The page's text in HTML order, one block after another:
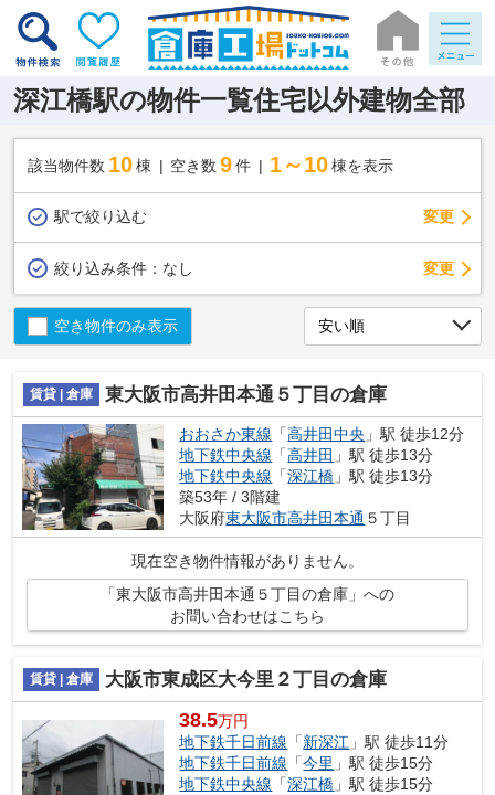
深江橋駅の物件一覧住宅以外建物全部
該当物件数 10棟 空き数 9 件 1～10 棟を表示
駅で絞り込む 変更
絞り込み条件： なし 変更
空き物件のみ表示
賃貸 | 倉庫 東大阪市高井田本通５丁目の倉庫
おおさか東線 「高井田中央 」駅 徒歩12分
地下鉄中央線 「高井田 」駅 徒歩13分
地下鉄中央線 「深江橋 」駅 徒歩13分
築53年 / 3階建
大阪府東大阪市高井田本通 ５丁目
現在空き物件情報がありません。
「東大阪市高井田本通５丁目の倉庫」への
お問い合わせはこちら
賃貸 | 倉庫 大阪市東成区大今里２丁目の倉庫
38.5万円
地下鉄千日前線 「新深江 」駅 徒歩11分
地下鉄千日前線 「今里 」駅 徒歩15分
地下鉄中央線 「深江橋 」駅 徒歩15分